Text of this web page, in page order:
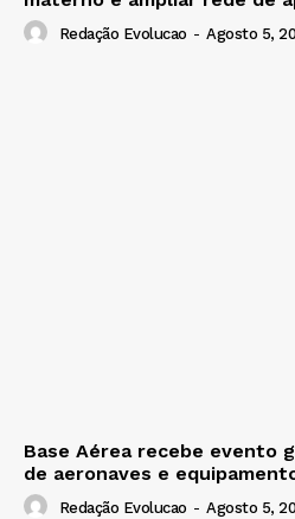
Redação Evolucao - Agosto 5,
Base Aérea recebe evento
de aeronaves e
Redação Evolucao - Agosto 5,